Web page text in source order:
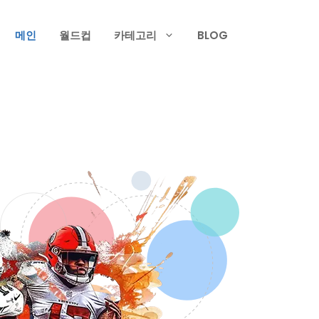
메인 월드컵 카테고리 BLOG